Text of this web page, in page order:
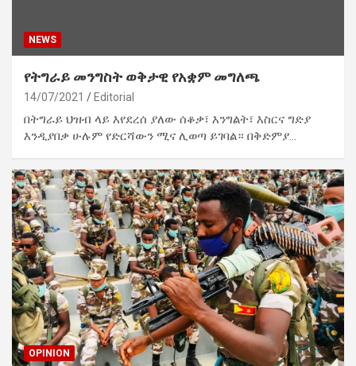
NEWS
የትግራይ መንግስት ወቅታዊ የአቋም መግለጫ
14/07/2021 Editorial
በትግራይ ህዝብ ላይ እየደረሰ ያለው ሰቆቃ፣ እንግልት፣ እስርና ግድያ
እንዲያበቃ ሁሉም የድርሻውን ሚና ሊወጣ ይገባል። በቅድምያ…
OPINION